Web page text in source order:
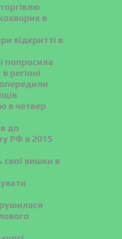
в
відкритті в
попросила
регіоні
в четвер
до
РФ в 2015
свої вишки в